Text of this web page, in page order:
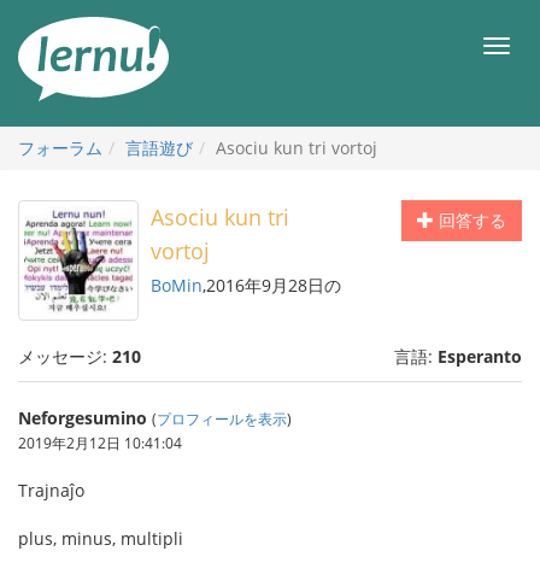
メ
フォーラム
言語遊び Asociu kun tri vortoj
回答する
Asociu kun tri
vortoj
BoMin,2016年9月28日の
メッセージ: 210 言語: Esperanto
Neforgesumino (プロフィールを表示)
2019年2月12日 10:41:04
Trajnaĵo
plus, minus, multipli